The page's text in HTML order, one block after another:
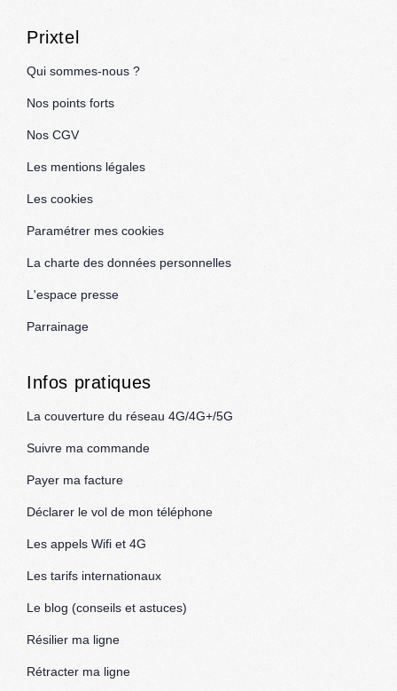
Prixtel
Qui sommes-nous ?
Nos points forts
Nos CGV
Les mentions légales
Les cookies
Paramétrer mes cookies
La charte des données personnelles
L'espace presse
Parrainage
Infos pratiques
La couverture du réseau 4G/4G+/5G
Suivre ma commande
Payer ma facture
Déclarer le vol de mon téléphone
Les appels Wifi et 4G
Les tarifs internationaux
Le blog (conseils et astuces)
Résilier ma ligne
Rétracter ma ligne